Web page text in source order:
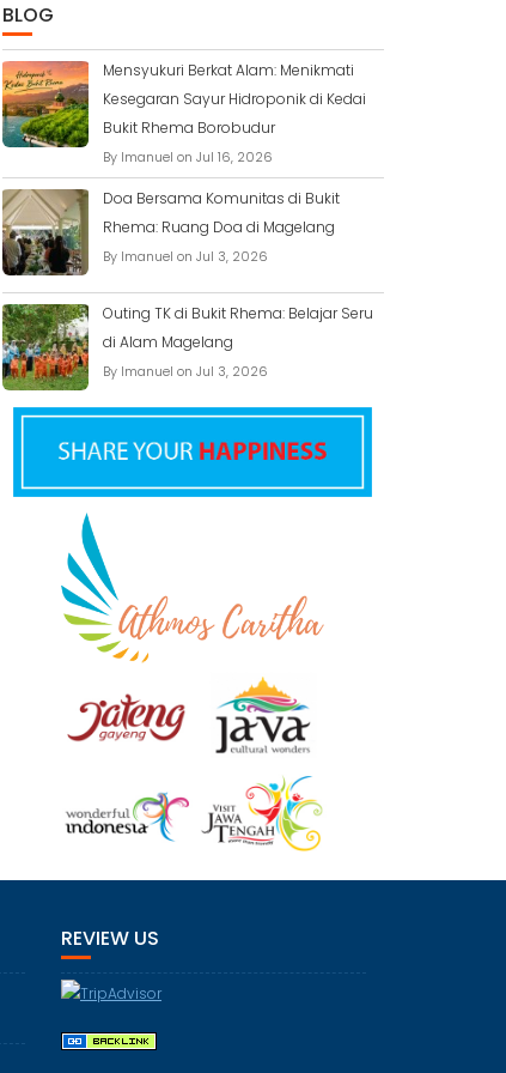
BLOG
Mensyukuri Berkat Alam: Menikmati
Kesegaran Sayur Hidroponik di Kedai
Bukit Rhema Borobudur
By Imanuel on Jul 16, 2026
Doa Bersama Komunitas di Bukit
Rhema: Ruang Doa di Magelang
By Imanuel on Jul 3, 2026
Outing TK di Bukit Rhema: Belajar Seru
di Alam Magelang
By Imanuel on Jul 3, 2026
REVIEW US